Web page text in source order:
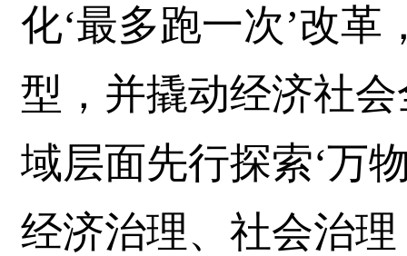
化‘最多跑一次’改
型，并撬动经济社
域层面先行探索‘万
经济治理、社会治